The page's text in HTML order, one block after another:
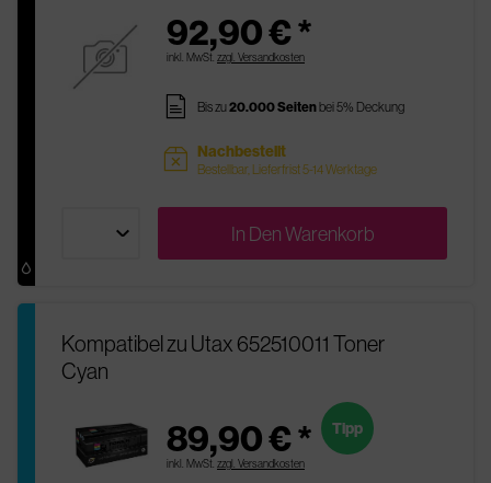
92,90 € *
inkl. MwSt. zzgl. Versandkosten
pages Bis zu20.000 Seitenbei 5% Deckung
sold Nachbestellt
Bestellbar, Lieferfrist 5-14 Werktage
In DenWarenkorb
Kompatibel zu Utax 652510011 Toner
Cyan
89,90 € *
inkl. MwSt. zzgl. Versandkosten
Tipp